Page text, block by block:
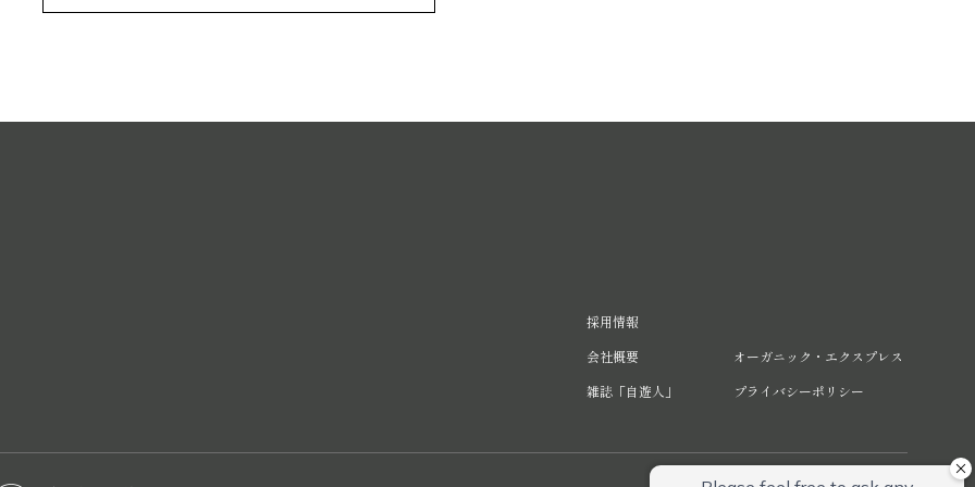
採用情報
会社概要
雑誌「自遊人」
オーガニック・エクスプレス
プライバシーポリシー